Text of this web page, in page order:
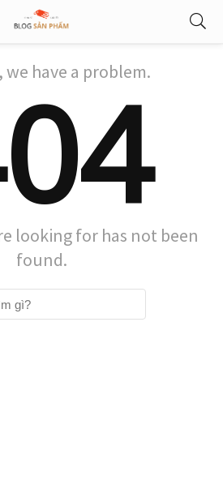
have a problem.
looking for has not been
found.